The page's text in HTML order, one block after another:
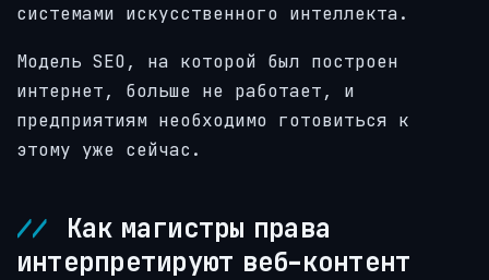
системами искусственного интеллекта.
Модель SEO, на которой был построен
интернет, больше не работает, и
предприятиям необходимо готовиться к
этому уже сейчас.
Как магистры права
интерпретируют веб-контент